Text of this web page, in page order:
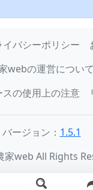
イバシーポリシー
webの運営について
の使用上の注意
バージョン： 1.5.1
家web All Rights